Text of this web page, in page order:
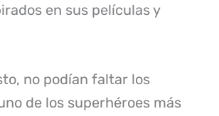
en sus películas y
no podían faltar los
de los superhéroes más